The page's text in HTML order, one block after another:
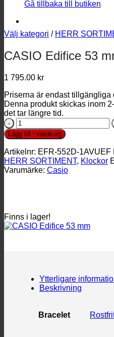
Gå tillbaka till butiken
Välj kategori / HERR
CASIO Edifice 53
1 795.00 kr
Priserna är endast tillgängliga
Denna produkt skickas inom
det tar längre tid.
CASIO
Edifice
53
mm
mängd
Lägg till i varukorg
Artikelnr: EFR-552D-1AVUEF
HERR SORTIMENT, Klockor
Varumärke: Casio
Finns i lager!
Ytterligare
Beskrivning
Bracelet